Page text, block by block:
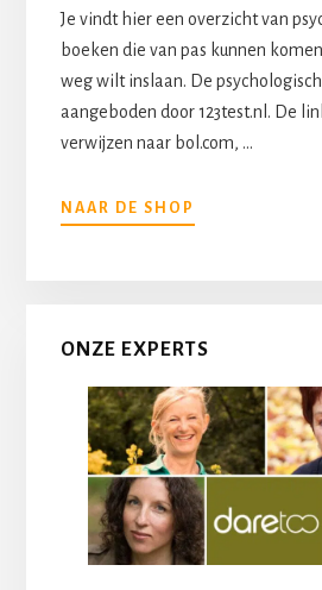
Je vindt hier een overzicht van
boeken die van pas kunnen
weg wilt inslaan. De
aangeboden door 123test.nl. De
verwijzen naar bol.com, …
NAAR DE SHOP
TESTS,
ONZE EXPERTS